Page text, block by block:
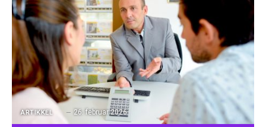
ARTIKKEL 26. februar 2026